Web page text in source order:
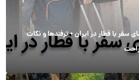
سفر با قطار در ایران + ترفندها و نکات